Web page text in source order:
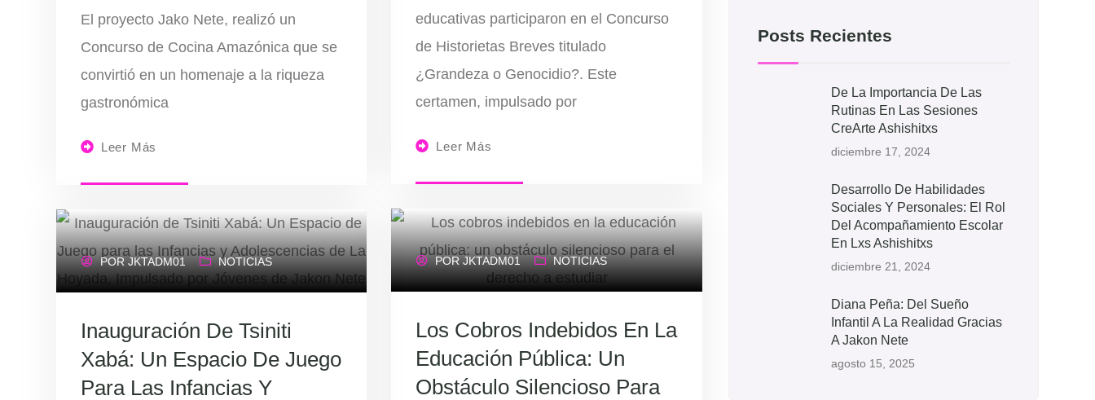
educativas participaron en el Concurso
de Historietas Breves titulado
¿Grandeza o Genocidio?. Este
certamen, impulsado por
Leer Más
El proyecto Jako Nete, realizó un
Concurso de Cocina Amazónica que se
convirtió en un homenaje a la riqueza
gastronómica
Leer Más
PORJKTADM01 NOTICIAS
Los Cobros Indebidos En La
Educación Pública: Un
Obstáculo Silencioso Para
POR JKTADM01 NOTICIAS
Inauguración De Tsiniti
Xabá: Un Espacio De Juego
Para Las Infancias Y
Posts Recientes
De La Importancia De Las
Rutinas En Las Sesiones
CreArte Ashishitxs
diciembre 17, 2024
Desarrollo De Habilidades
Sociales Y Personales: El Rol
Del Acompañamiento Escolar
En Lxs Ashishitxs
diciembre 21, 2024
Diana Peña: Del Sueño
Infantil A La Realidad Gracias
A Jakon Nete
agosto 15, 2025